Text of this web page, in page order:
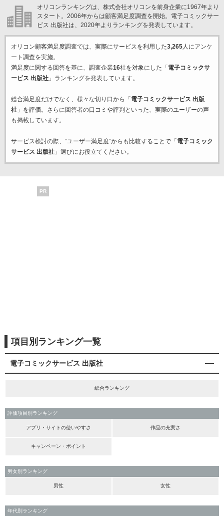
オリコンランキングは、株式会社オリコンを前身企業に1967年より
スタート。2006年からは顧客満足度調査を開始。電子コミックサー
ビス 出版社は、2020年よりランキングを発表しています。
オリコン顧客満足度調査では、実際にサービスを利用した3,265人にアンケ
ート調査を実施。
満足度に関する回答を基に、調査企業16社を対象にした「 電子コミックサ
ービス 出版社」ランキングを発表しています。
総合満足度だけでなく、様々な切り口から「 電子コミックサービス 出版
社」を評価。さらに回答者の口コミや評判といった、実際のユーザーの声
も掲載しています。
サービス検討の際、“ユーザー満足度”からも比較することで「 電子コミック
サービス 出版社」選びにお役立てください。
PR
項目別ランキング一覧
電子コミックサービス 出版社
総合ランキング
評価項目別ランキング
アプリ・サイトの使いやすさ 作品の充実さ
キャンペーン・ポイント
男女別ランキング
男性 女性
年代別ランキング